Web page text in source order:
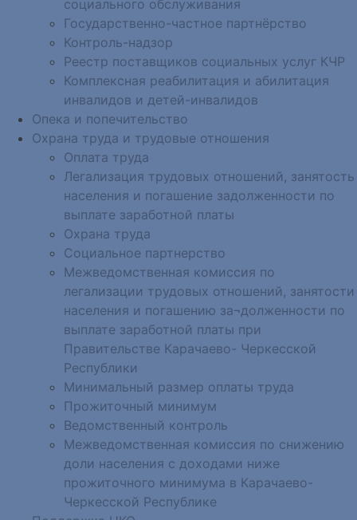
социального обслуживания
Государственно-частное партнёрство
Контроль-надзор
Реестр поставщиков социальных услуг КЧР
Комплексная реабилитация и абилитация
инвалидов и детей-инвалидов
Опека и попечительство
Охрана труда и трудовые отношения
Оплата труда
Легализация трудовых отношений, занятость
населения и погашение задолженности по
выплате заработной платы
Охрана труда
Социальное партнерство
Межведомственная комиссия по
легализации трудовых отношений, занятости
населения и погашению за¬долженности по
выплате заработной платы при
Правительстве Карачаево- Черкесской
Республики
Минимальный размер оплаты труда
Прожиточный минимум
Ведомственный контроль
Межведомственная комиссия по снижению
доли населения с доходами ниже
прожиточного минимума в Карачаево-
Черкесской Республике